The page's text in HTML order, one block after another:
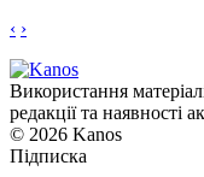
‹ ›
Використання
редакції та наявності
© 2026 Kanos
Підписка